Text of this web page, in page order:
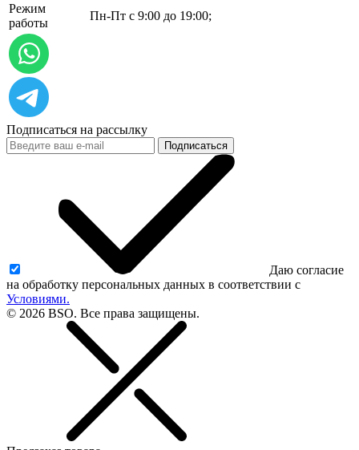
Режим
работы
Пн-Пт с 9:00 до 19:00;
Подписаться на рассылку
Подписаться
Даю согласие
на обработку персональных данных в соответствии с
Условиями.
© 2026 BSO. Все права защищены.